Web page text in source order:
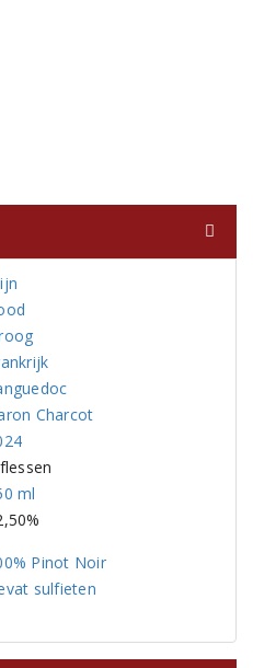
Charcot
ml
Pinot Noir
sulfieten